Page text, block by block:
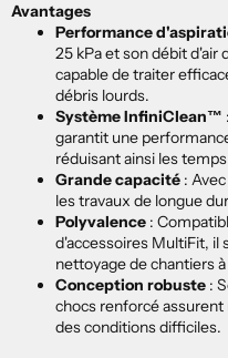
Avantages
Performance
25 kPa et son débit d'air
capable de traiter
débris lourds.
Système InfiniClean™
garantit une
réduisant ainsi les
Grande capacité :
les travaux de longue
Polyvalence :
d'accessoires MultiFit, il
nettoyage de chantiers
Conception robuste :
chocs renforcé
des conditions difficiles.